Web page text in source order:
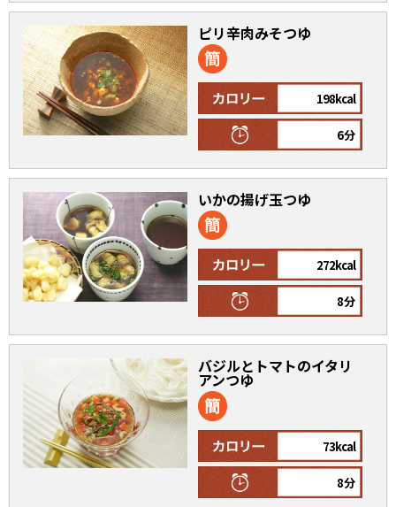
旨さ、別格。だし屋の鍋 韓福善シリーズ
サッと鍋®
主菜レシピ
汁物レシピ
時短レシピ
おいしいレシピを商品から探す
かつお節レシピ
割烹白だしレシピ
レシピ特設サイト
かつお節の削り方
かつお節・だしをもっと知る
ヤマキ かつお節プラス®
かつお節・だしを楽しむ
だしコミュ
キャンペーン一覧
企業情報
- 百年対話
- ヤマキ かつお節プラス®
採用情報
- ジョブリターン制
お問い合わせ
ヤマキお客様相談室
オンラインショップ
コミュニティサイト
Global
ピリ辛肉みそつゆ
198kcal
6分
いかの揚げ玉つゆ
272kcal
8分
バジルとトマトのイタリ
アンつゆ
73kcal
8分